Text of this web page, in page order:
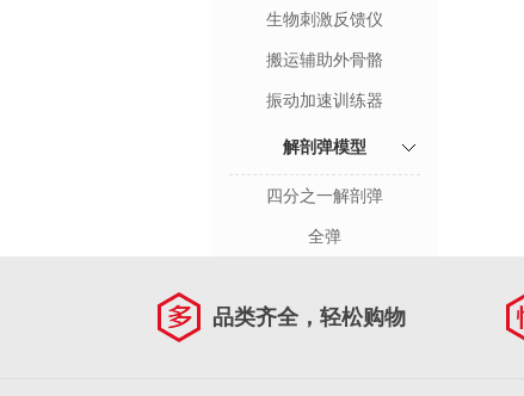
生物刺激反馈仪
搬运辅助外骨骼
振动加速训练器
解剖弹模型
四分之一解剖弹
全弹
品类齐全，轻松购物